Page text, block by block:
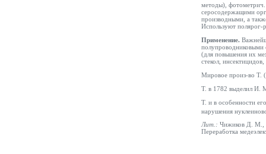
методы), фотометрич.
серосодержащими
производными, а
Используют
Применение.
полупроводниковыми
(для повышения их
стекол,
Мировое произ-во Т.
Т. в 1782 выделил И.
Т. и в особенности
нарушения
Лит.: Чижиков Д. М.,
Переработка